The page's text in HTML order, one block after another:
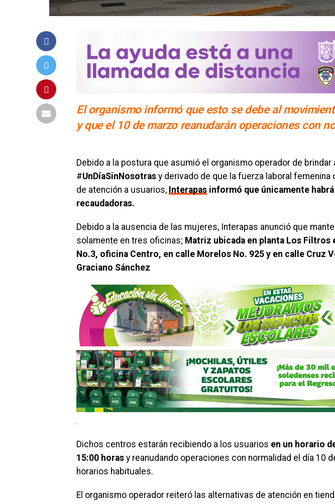
El organismo informó que esto se debe al
y que el 10 de marzo reanudarán operaciones con
Debido a la postura que asumió el organismo operador de brindar
#UnDíaSinNosotras y derivado de que la fuerza laboral
de atención a usuarios, Interapas informó que únicamente
recaudadoras.
Debido a la ausencia de las mujeres, Interapas anunció que
solamente en tres oficinas; Matriz ubicada en planta Los Filtros
No.3, oficina Centro, en calle Morelos No. 925 y en calle Cruz
Graciano Sánchez
.
Dichos centros estarán recibiendo a los usuarios en un horario
15:00 horas y reanudando operaciones con normalidad el día 10
horarios habituales.
El organismo operador reiteró las alternativas de atención en